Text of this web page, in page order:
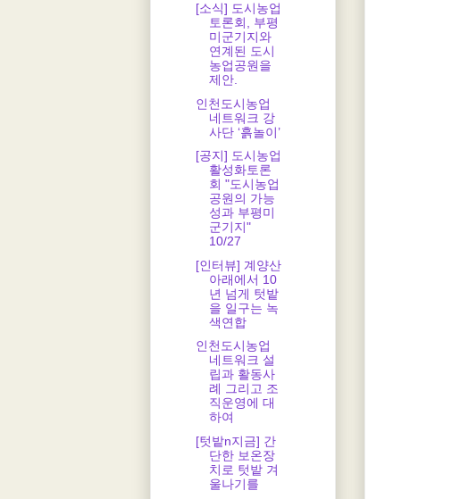
[소식] 도시농업
토론회, 부평
미군기지와
연계된 도시
농업공원을
제안.
인천도시농업
네트워크 강
사단 ‘흙놀이’
[공지] 도시농업
활성화토론
회 "도시농업
공원의 가능
성과 부평미
군기지"
10/27
[인터뷰] 계양산
아래에서 10
년 넘게 텃밭
을 일구는 녹
색연합
인천도시농업
네트워크 설
립과 활동사
례 그리고 조
직운영에 대
하여
[텃밭n지금] 간
단한 보온장
치로 텃밭 겨
울나기를